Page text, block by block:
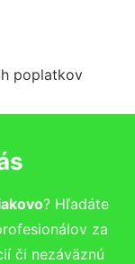
poplatkov
? Hľadáte
za
či nezáväznú